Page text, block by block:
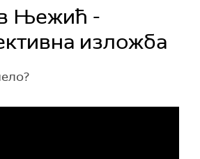
Њежић -
изложба